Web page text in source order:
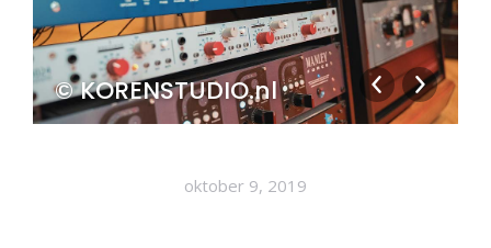
© KORENSTUDIO.nl
oktober 9, 2019